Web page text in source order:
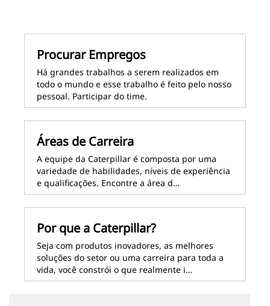
Procurar Empregos
Há grandes trabalhos a serem realizados em
todo o mundo e esse trabalho é feito pelo nosso
pessoal. Participar do time.
Áreas de Carreira
A equipe da Caterpillar é composta por uma
variedade de habilidades, níveis de experiência
e qualificações. Encontre a área d…
Por que a Caterpillar?
Seja com produtos inovadores, as melhores
soluções do setor ou uma carreira para toda a
vida, você constrói o que realmente i…